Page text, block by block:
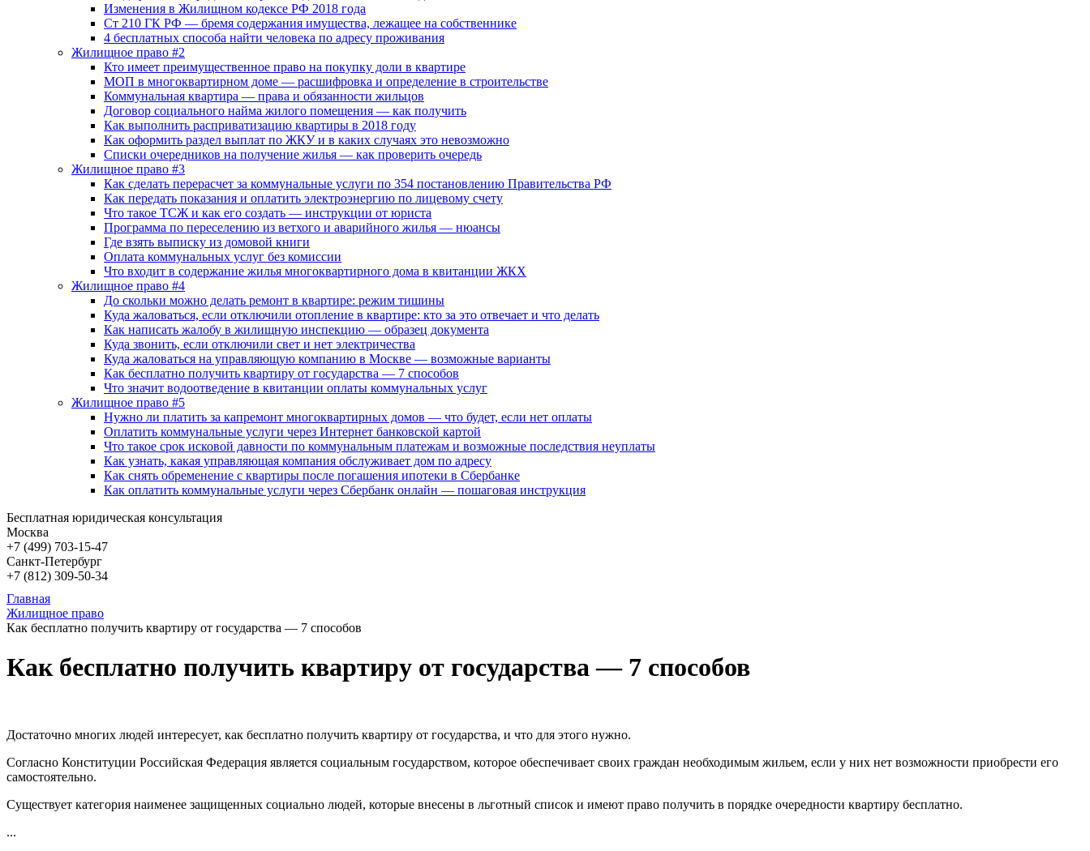
Изменения в Жилищном кодексе РФ 2018 года
Ст 210 ГК РФ — бремя содержания имущества, лежащее на собственнике
4 бесплатных способа найти человека по адресу проживания
Жилищное право #2
Кто имеет преимущественное право на покупку доли в квартире
МОП в многоквартирном доме — расшифровка и определение в строительстве
Коммунальная квартира — права и обязанности жильцов
Договор социального найма жилого помещения — как получить
Как выполнить расприватизацию квартиры в 2018 году
Как оформить раздел выплат по ЖКУ и в каких случаях это невозможно
Списки очередников на получение жилья — как проверить очередь
Жилищное право #3
Как сделать перерасчет за коммунальные услуги по 354 постановлению Правительства РФ
Как передать показания и оплатить электроэнергию по лицевому счету
Что такое ТСЖ и как его создать — инструкции от юриста
Программа по переселению из ветхого и аварийного жилья — нюансы
Где взять выписку из домовой книги
Оплата коммунальных услуг без комиссии
Что входит в содержание жилья многоквартирного дома в квитанции ЖКХ
Жилищное право #4
До скольки можно делать ремонт в квартире: режим тишины
Куда жаловаться, если отключили отопление в квартире: кто за это отвечает и что делать
Как написать жалобу в жилищную инспекцию — образец документа
Куда звонить, если отключили свет и нет электричества
Куда жаловаться на управляющую компанию в Москве — возможные варианты
Как бесплатно получить квартиру от государства — 7 способов
Что значит водоотведение в квитанции оплаты коммунальных услуг
Жилищное право #5
Нужно ли платить за капремонт многоквартирных домов — что будет, если нет оплаты
Оплатить коммунальные услуги через Интернет банковской картой
Что такое срок исковой давности по коммунальным платежам и возможные последствия неуплаты
Как узнать, какая управляющая компания обслуживает дом по адресу
Как снять обременение с квартиры после погашения ипотеки в Сбербанке
Как оплатить коммунальные услуги через Сбербанк онлайн — пошаговая инструкция
Бесплатная юридическая консультация
Москва
+7 (499) 703-15-47
Санкт-Петербург
+7 (812) 309-50-34
Главная
Жилищное право
Как бесплатно получить квартиру от государства — 7 способов
Как бесплатно получить квартиру от государства — 7 способов
Достаточно многих людей интересует, как бесплатно получить квартиру от государства, и что для этого нужно.
Согласно Конституции Российская Федерация является социальным государством, которое обеспечивает своих граждан необходимым жильем, если у них нет возможности приобрести его
самостоятельно.
Существует категория наименее защищенных социально людей, которые внесены в льготный список и имеют право получить в порядке очередности квартиру бесплатно.
...